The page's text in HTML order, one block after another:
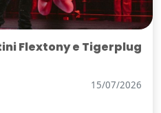
Flextony e Tigerplug
15/07/2026